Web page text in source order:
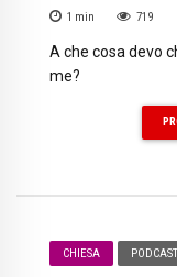
1 min 719
A che cosa devo
me?
CHIESA PODCAST